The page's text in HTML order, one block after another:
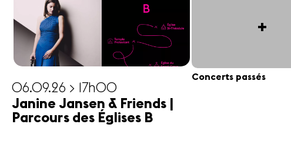
06.09.26 > 17h00
Janine Jansen & Friends |
Parcours des Églises B
+
Concerts passés